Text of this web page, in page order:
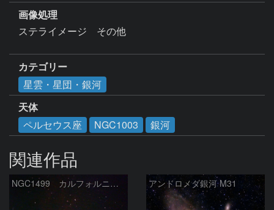
画像処理
ステライメージ　その他
カテゴリー
星雲・星団・銀河
天体
ペルセウス座
NGC1003 銀河
関連作品
NGC1499 カルフォルニア星雲 アンドロメダ銀河 M31